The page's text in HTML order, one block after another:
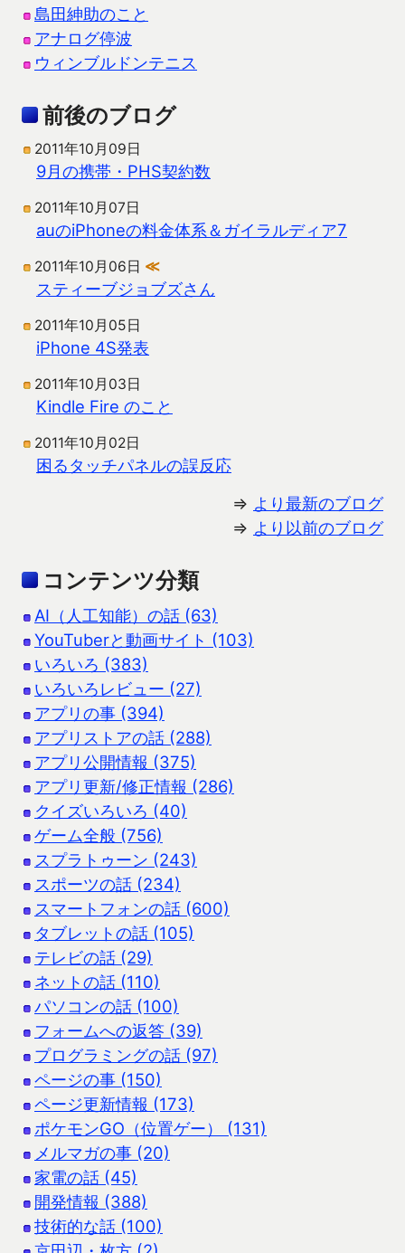
島田紳助のこと
アナログ停波
ウィンブルドンテニス
前後のブログ
2011年10月09日
9月の携帯・PHS契約数
2011年10月07日
auのiPhoneの料金体系＆ガイラルディア7
2011年10月06日 ≪
スティーブジョブズさん
2011年10月05日
iPhone 4S発表
2011年10月03日
Kindle Fire のこと
2011年10月02日
困るタッチパネルの誤反応
⇒ より最新のブログ
⇒ より以前のブログ
コンテンツ分類
AI（人工知能）の話 (63)
YouTuberと動画サイト (103)
いろいろ (383)
いろいろレビュー (27)
アプリの事 (394)
アプリストアの話 (288)
アプリ公開情報 (375)
アプリ更新/修正情報 (286)
クイズいろいろ (40)
ゲーム全般 (756)
スプラトゥーン (243)
スポーツの話 (234)
スマートフォンの話 (600)
タブレットの話 (105)
テレビの話 (29)
ネットの話 (110)
パソコンの話 (100)
フォームへの返答 (39)
プログラミングの話 (97)
ページの事 (150)
ページ更新情報 (173)
ポケモンGO（位置ゲー） (131)
メルマガの事 (20)
家電の話 (45)
開発情報 (388)
技術的な話 (100)